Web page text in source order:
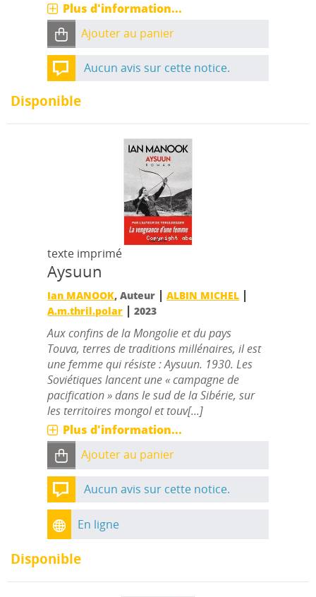
Plus d'information...
Ajouter au panier
Aucun avis sur cette notice.
Disponible
texte imprimé
Aysuun
Ian MANOOK, Auteur |ALBIN MICHEL |
A.m.thril.polar |2023
Aux confins de la Mongolie et du pays
Touva, terres de traditions millénaires, il est
une femme qui résiste : Aysuun. 1930. Les
Soviétiques lancent une « campagne de
pacification » dans le sud de la Sibérie, sur
les territoires mongol et touv[...]
Plus d'information...
Ajouter au panier
Aucun avis sur cette notice.
En ligne
Disponible